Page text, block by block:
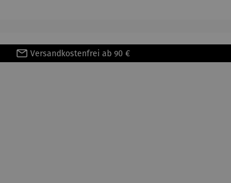
Versandkostenfrei ab 90 €